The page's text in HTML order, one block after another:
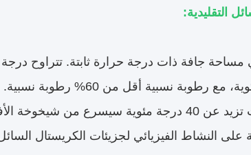
التقليدية:
جافة ذات درجة حرارة ثابتة. تتراوح درجة
المحيطة الموصى بها من 10 درجات مئوية إلى 30 درجة مئوية،
تجنب التكثف داخل المعدات. التخزين طويل الأمد في بيئات تزيد عن 40 درجة مئوية
بينما سيؤثر التخزين أقل من 0 درجة مئوية على النشاط الفيزيائي لجزيئات